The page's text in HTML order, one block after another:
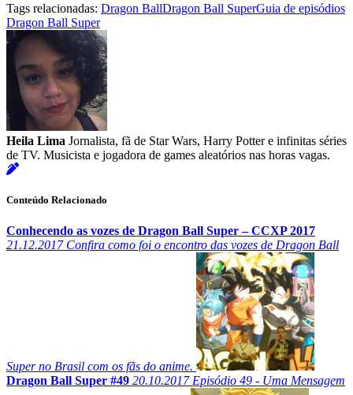
Tags relacionadas: Dragon BallDragon Ball SuperGuia de episódios
Dragon Ball Super
Heila Lima Jornalista, fã de Star Wars, Harry Potter e infinitas séries
de TV. Musicista e jogadora de games aleatórios nas horas vagas.
Conteúdo Relacionado
Conhecendo as vozes de Dragon Ball Super – CCXP 2017
21.12.2017Confira como foi o encontro das vozes de Dragon Ball
Super no Brasil com os fãs do anime.
Dragon Ball Super #49 20.10.2017Episódio 49 - Uma Mensagem